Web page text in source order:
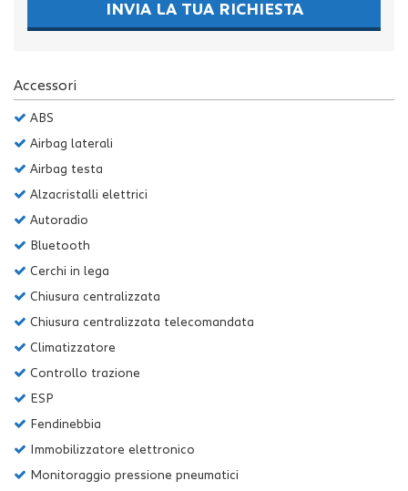
INVIA LA TUA RICHIESTA
Accessori
ABS
Airbag laterali
Airbag testa
Alzacristalli elettrici
Autoradio
Bluetooth
Cerchi in lega
Chiusura centralizzata
Chiusura centralizzata telecomandata
Climatizzatore
Controllo trazione
ESP
Fendinebbia
Immobilizzatore elettronico
Monitoraggio pressione pneumatici
la
le
impostazioni